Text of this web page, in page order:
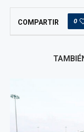
COMPARTIR 0